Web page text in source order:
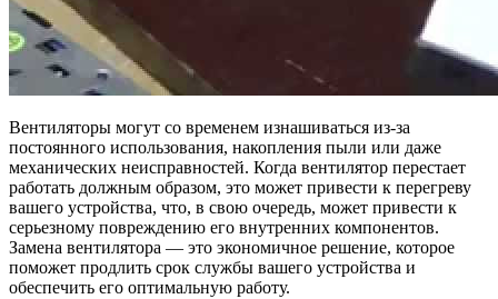
Вентиляторы могут со временем изнашиваться из-за
постоянного использования, накопления пыли или даже
механических неисправностей. Когда вентилятор перестает
работать должным образом, это может привести к перегреву
вашего устройства, что, в свою очередь, может привести к
серьезному повреждению его внутренних компонентов.
Замена вентилятора — это экономичное решение, которое
поможет продлить срок службы вашего устройства и
обеспечить его оптимальную работу.